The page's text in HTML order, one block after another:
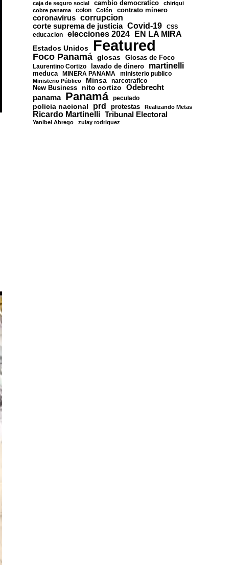
caja de seguro social cambio democratico
chiriqui
cobre panama
colon Colón contrato minero
coronavirus corrupcion
corte suprema de justicia Covid-19 CSS
educacion elecciones 2024 EN LA MIRA
Estados Unidos Featured
Foco Panamá glosas Glosas de Foco
Laurentino Cortizo lavado de dinero martinelli
meduca MINERA PANAMA ministerio publico
Ministerio Público Minsa
narcotrafico
New Business
nito cortizo Odebrecht
panama Panamá peculado
policia nacional prd protestas Realizando Metas
Ricardo Martinelli Tribunal Electoral
Yanibel Abrego zulay rodriguez